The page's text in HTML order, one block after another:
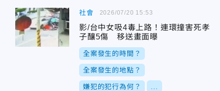
社會
影/台中女吸4毒上路！連環撞害死孝
子釀5傷 移送畫面曝
全案發生的時間？
全案發生的地點？
嫌犯的犯行為何？
2026/07/20 15:53